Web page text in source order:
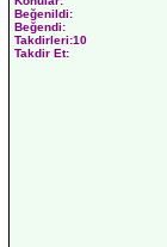
Beğenildi:
Beğendi:
Takdirleri:10
Takdir Et: